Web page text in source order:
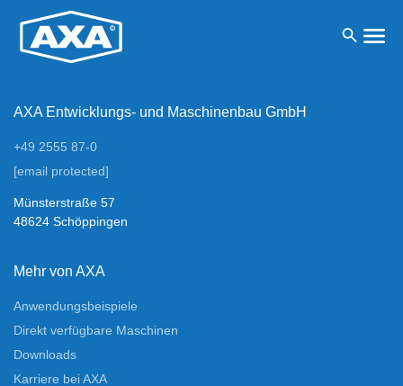
search menu
AXA Entwicklungs- und Maschinenbau GmbH
+49 2555 87-0
[email protected]
Münsterstraße 57
48624 Schöppingen
Mehr von AXA
Anwendungsbeispiele
Direkt verfügbare Maschinen
Downloads
Karriere bei AXA